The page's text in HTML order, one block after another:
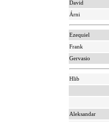
David
Árni
Ezequiel
Frank
Gervasio
Hlib
Aleksandar